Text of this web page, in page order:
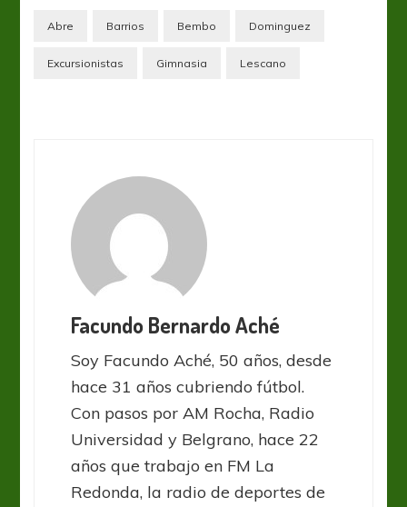
Abre Barrios Bembo Dominguez
Excursionistas Gimnasia Lescano
Facundo Bernardo Aché
Soy Facundo Aché, 50 años, desde
hace 31 años cubriendo fútbol.
Con pasos por AM Rocha, Radio
Universidad y Belgrano, hace 22
años que trabajo en FM La
Redonda, la radio de deportes de